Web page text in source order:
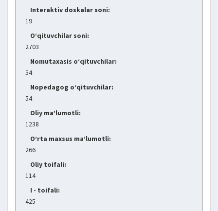
Interaktiv doskalar soni:
19
O‘qituvchilar soni:
2703
Nomutaxasis o‘qituvchilar:
54
Nopedagog o‘qituvchilar:
54
Oliy ma’lumotli:
1238
O’rta maxsus ma’lumotli:
266
Oliy toifali:
114
I - toifali:
425